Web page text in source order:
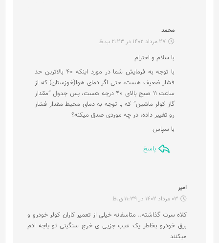
محمد
ف
ت
27 مرداد 1402 در 2:23 ب.ظ
با سلام و احترام
با توجه به فرمایش شما در مورد اینکه 40 بالاترین حد
فشار ضعیف هست، حتی اگر دمای هوا(خوزستان) که از
ساعت 11 صبح بالای 40 درجه هست، پس جدول “مقدار
گاز کولر ماشین” که با توجه به دمای محیط مقدار فشار
رو تغییر داده، در چه موردی صدق میکنه؟
با سپاس
پاسخ
امیر
ف
03 مرداد 1402 در 11:39 ق.ظ
کلاه سرت گذاشته.. متاسفانه خیلی از تعمیر کاران کولر خودرو و
برق خودرو بخاطر یک عیب جزیی ی خرج سنگینی تو‌ پاچه ادم
میکنند